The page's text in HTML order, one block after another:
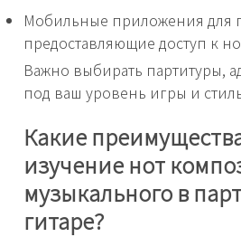
Мобильные приложения для
предоставляющие доступ к
Важно выбирать партитуры,
под ваш уровень игры и
Какие
изучение нот
музыкального в
гитаре?